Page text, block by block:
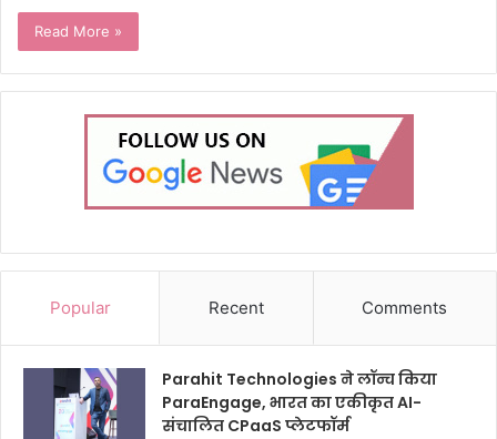
Read More »
Popular Recent Comments
Parahit Technologies ने लॉन्च किया
ParaEngage, भारत का एकीकृत AI-
संचालित CPaaS प्लेटफॉर्म